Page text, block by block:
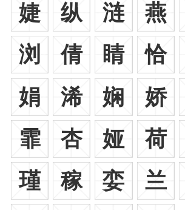
婕
纵 涟 燕
浏
倩 睛 恰
娟
浠 娴 娇
霏
杏 娅 荷
瑾
稼 娈 兰